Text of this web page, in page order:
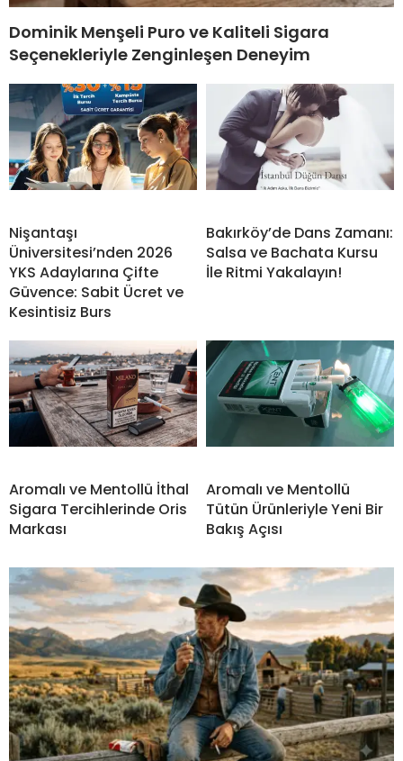
Dominik Menşeli Puro ve Kaliteli Sigara
Seçenekleriyle Zenginleşen Deneyim
Nişantaşı
Üniversitesi’nden 2026
YKS Adaylarına Çifte
Güvence: Sabit Ücret ve
Kesintisiz Burs
Bakırköy’de Dans Zamanı:
Salsa ve Bachata Kursu
İle Ritmi Yakalayın!
Aromalı ve Mentollü İthal
Sigara Tercihlerinde Oris
Markası
Aromalı ve Mentollü
Tütün Ürünleriyle Yeni Bir
Bakış Açısı